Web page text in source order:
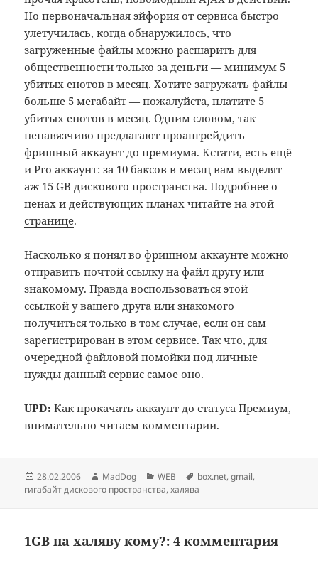
Но первоначальная эйфория от сервиса быстро
улетучилась, когда обнаружилось, что
загруженные файлы можно расшарить для
общественности только за деньги — минимум 5
убитых енотов в месяц. Хотите загружать файлы
больше 5 мегабайт — пожалуйста, платите 5
убитых енотов в месяц. Одним словом, так
ненавязчиво предлагают проапгрейдить
фришный аккаунт до премиума. Кстати, есть ещё
и Pro аккаунт: за 10 баксов в месяц вам выделят
аж 15 GB дискового пространства. Подробнее о
ценах и действующих планах читайте на этой
странице.
Насколько я понял во фришном аккаунте можно
отправить почтой ссылку на файл другу или
знакомому. Правда воспользоваться этой
ссылкой у вашего друга или знакомого
получиться только в том случае, если он сам
зарегистрирован в этом сервисе. Так что, для
очередной файловой помойки под личные
нужды данный сервис самое оно.
UPD: Как прокачать аккаунт до статуса Премиум,
внимательно читаем комментарии.
Опубликовано
28.02.2006 Автор
MadDog Рубрики
WEB Метки
box.net,gmail,
гигабайт дискового пространства,халява
1GB на халяву кому?: 4 комментария